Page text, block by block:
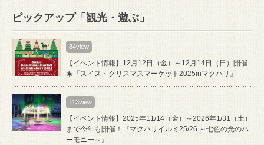
ピックアップ「観光・遊ぶ」
84view
【イベント情報】12月12日（金）～12月14日（日）開催
🎄『スイス・クリスマスマーケット2025inマクハリ』
113view
【イベント情報】2025年11/14（金）～2026年1/31（土）
まで今年も開催！『マクハリイルミ25/26 ～七色の光のハ
ーモニー～』